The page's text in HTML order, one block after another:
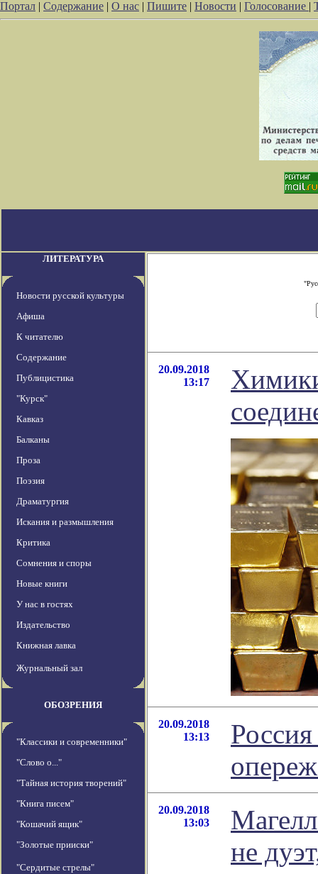
Портал | Содержание | О нас | Пишите | Новости | Голосование |
ЛИТЕРАТУРА
Новости русской культуры
Афиша
К читателю
Содержание
Публицистика
"Курск"
Кавказ
Балканы
Проза
Поэзия
Драматургия
Искания и размышления
Критика
Сомнения и споры
Новые книги
У нас в гостях
Издательство
Книжная лавка
Журнальный зал
ОБОЗРЕНИЯ
"Классики и современники"
"Слово о..."
"Тайная история творений"
"Книга писем"
"Кошачий ящик"
"Золотые прииски"
"Сердитые стрелы"
20.09.2018
13:17
20.09.2018
13:13
20.09.2018
13:03
не